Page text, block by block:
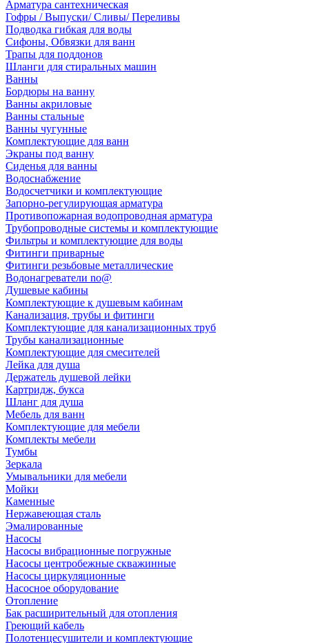
Арматура сантехническая
Гофры / Выпуски/ Сливы/ Переливы
Подводка гибкая для воды
Сифоны, Обвязки для ванн
Трапы для поддонов
Шланги для стиральных машин
Ванны
Бордюры на ванну
Ванны акриловые
Ванны стальные
Ванны чугунные
Комплектующие для ванн
Экраны под ванну
Сиденья для ванны
Водоснабжение
Водосчетчики и комплектующие
Запорно-регулирующая арматура
Противопожарная водопроводная арматура
Трубопроводные системы и комплектующие
Фильтры и комплектующие для воды
Фитинги приварные
Фитинги резьбовые металлические
Водонагреватели no@
Душевые кабины
Комплектующие к душевым кабинам
Канализация, трубы и фитинги
Комплектующие для канализационных труб
Трубы канализационные
Комплектующие для смесителей
Лейка для душа
Держатель душевой лейки
Картридж, букса
Шланг для душа
Мебель для ванн
Комплектующие для мебели
Комплекты мебели
Тумбы
Зеркала
Умывальники для мебели
Мойки
Каменные
Нержавеющая сталь
Эмалированные
Насосы
Насосы вибрационные погружные
Насосы центробежные скважинные
Насосы циркуляционные
Насосное оборудование
Отопление
Бак расширительный для отопления
Греющий кабель
Полотенцесушители и комплектующие